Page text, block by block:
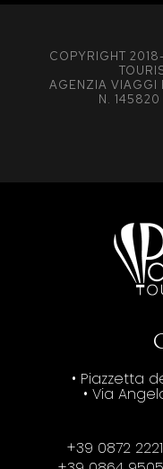
COPYRIGHT
AGENZIA VIAGGI
N.
• Piazzetta
• Via
+39 0872